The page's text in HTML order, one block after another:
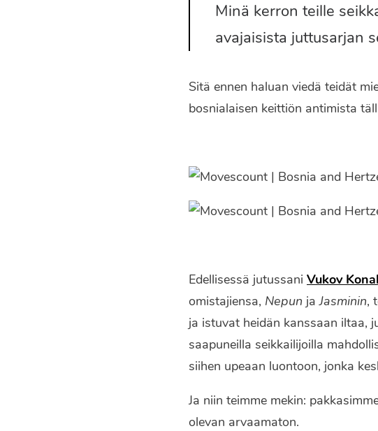
Minä kerron teille
avajaisista juttusarjan
Sitä ennen haluan viedä teidät
bosnialaisen keittiön antimista
Edellisessä jutussani Vukov
omistajiensa, Nepun jaJasminin,
ja istuvat heidän kanssaan iltaa,
saapuneilla seikkailijoilla
siihen upeaan luontoon, jonka
Ja niin teimme mekin:
olevan arvaamaton.